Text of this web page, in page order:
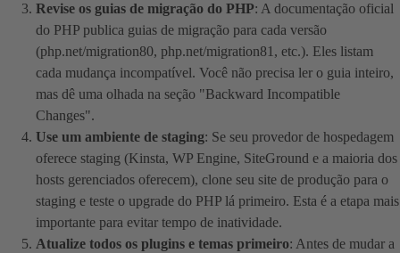
Revise os guias de migração do PHP: A documentação oficial
do PHP publica guias de migração para cada versão
(php.net/migration80, php.net/migration81, etc.). Eles listam
cada mudança incompatível. Você não precisa ler o guia inteiro,
mas dê uma olhada na seção "Backward Incompatible
Changes".
Use um ambiente de staging: Se seu provedor de hospedagem
oferece staging (Kinsta, WP Engine, SiteGround e a maioria dos
hosts gerenciados oferecem), clone seu site de produção para o
staging e teste o upgrade do PHP lá primeiro. Esta é a etapa mais
importante para evitar tempo de inatividade.
Atualize todos os plugins e temas primeiro: Antes de mudar a